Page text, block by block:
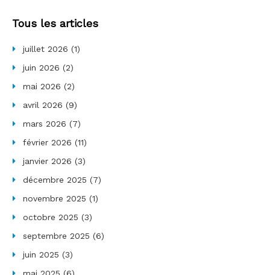
Tous les articles
juillet 2026 (1)
juin 2026 (2)
mai 2026 (2)
avril 2026 (9)
mars 2026 (7)
février 2026 (11)
janvier 2026 (3)
décembre 2025 (7)
novembre 2025 (1)
octobre 2025 (3)
septembre 2025 (6)
juin 2025 (3)
mai 2025 (6)